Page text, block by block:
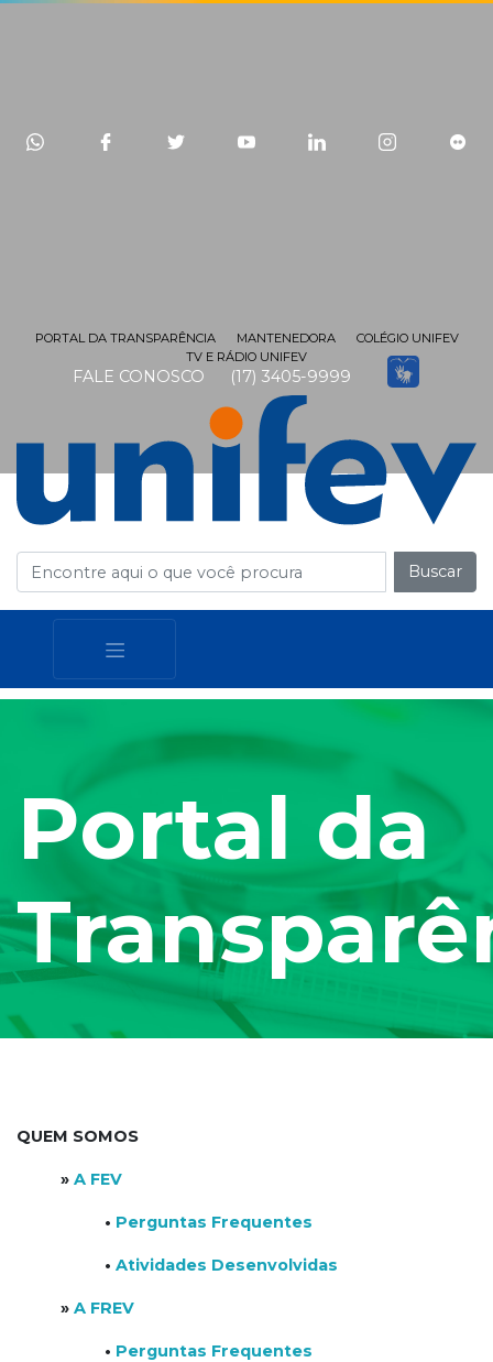
FALE CONOSCO (17) 3405-9999
PORTAL DA TRANSPARÊNCIA MANTENEDORA
COLÉGIO UNIFEV
TV E RÁDIO UNIFEV
Buscar
Portal da
QUEM SOMOS
» A FEV
• Perguntas Frequentes
• Atividades Desenvolvidas
» A FREV
• Perguntas Frequentes